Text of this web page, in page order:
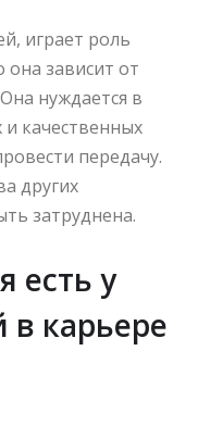
играет роль
она зависит от
нуждается в
качественных
передачу.
других
затруднена.
есть у
карьере